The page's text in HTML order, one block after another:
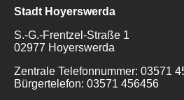
Stadt Hoyerswerda
S.-G.-Frentzel-Straße 1
02977 Hoyerswerda
Zentrale Telefonnummer: 03571
Bürgertelefon: 03571 456456